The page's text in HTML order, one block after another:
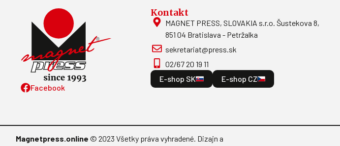
Facebook
Kontakt
MAGNET PRESS, SLOVAKIA s.r.o. Šustekova 8,
851 04 Bratislava - Petržalka
sekretariat@press.sk
02/67 20 19 11
E-shop SK
E-shop CZ
Magnetpress.online © 2023 Všetky práva vyhradené. Dizajn a